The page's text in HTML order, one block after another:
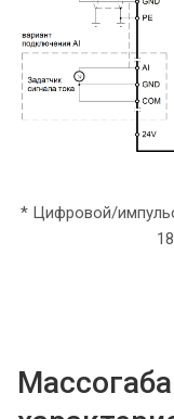
* Цифровой/